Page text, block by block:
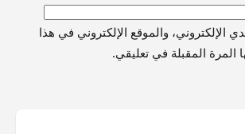
الإلكتروني، والموقع الإلكتروني في هذا
المرة المقبلة في تعليقي.